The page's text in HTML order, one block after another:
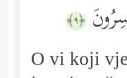
﴿٩﴾
O vi koji